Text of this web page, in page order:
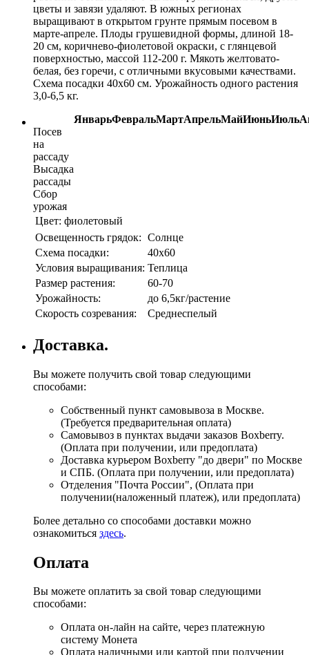
цветы и завязи удаляют. В южных регионах
выращивают в открытом грунте прямым посевом в
марте-апреле. Плоды грушевидной формы, длиной 18-
20 см, коричнево-фиолетовой окраски, с глянцевой
поверхностью, массой 112-200 г. Мякоть желтовато-
белая, без горечи, с отличными вкусовыми качествами.
Схема посадки 40х60 см. Урожайность одного растения
3,0-6,5 кг.
ЯнварьФевральМартАпрельМайИюньИюль
Посев
на
рассаду
Высадка
рассады
Сбор
урожая
Цвет: фиолетовый
Освещенность грядок: Солнце
Схема посадки:
40х60
Условия выращивания: Теплица
Размер растения:
60-70
Урожайность:
до 6,5кг/растение
Скорость созревания:
Среднеспелый
Доставка.
Вы можете получить свой товар следующими
способами:
Собственный пункт самовывоза в Москве.
(Требуется предварительная оплата)
Самовывоз в пунктах выдачи заказов Boxberry.
(Оплата при получении, или предоплата)
Доставка курьером Boxberry "до двери" по Москве
и СПБ. (Оплата при получении, или предоплата)
Отделения "Почта России", (Оплата при
получении(наложенный платеж), или предоплата)
Более детально со способами доставки можно
ознакомиться здесь.
Оплата
Вы можете оплатить за свой товар следующими
способами:
Оплата он-лайн на сайте, через платежную
систему Монета
Оплата наличными или картой при получении